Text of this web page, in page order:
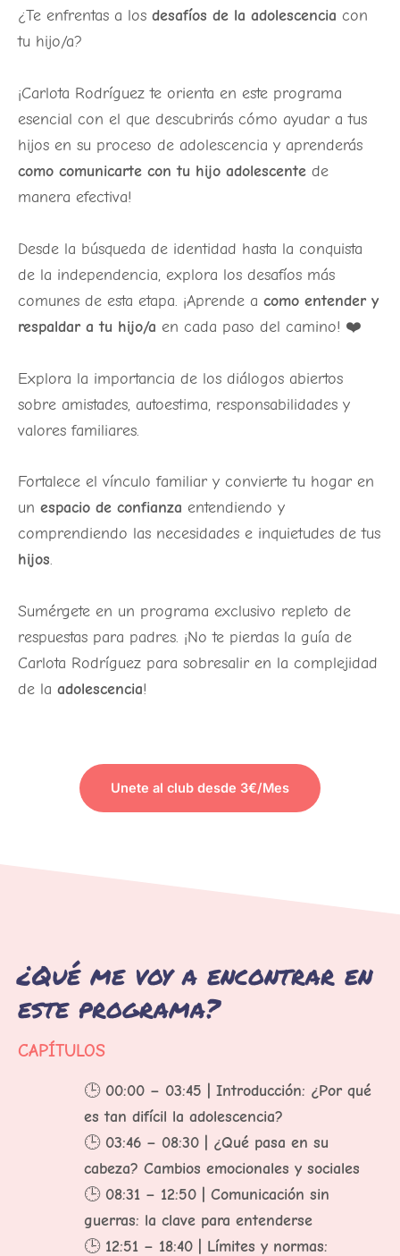
¿Te enfrentas a los desafíos de la adolescencia con
tu hijo/a?
¡Carlota Rodríguez te orienta en este programa
esencial con el que descubrirás cómo ayudar a tus
hijos en su proceso de adolescencia y aprenderás
como comunicarte con tu hijo adolescente de
manera efectiva!
Desde la búsqueda de identidad hasta la conquista
de la independencia, explora los desafíos más
comunes de esta etapa. ¡Aprende a como entender y
respaldar a tu hijo/a en cada paso del camino! ❤️
Explora la importancia de los diálogos abiertos
sobre amistades, autoestima, responsabilidades y
valores familiares.
Fortalece el vínculo familiar y convierte tu hogar en
un espacio de confianza entendiendo y
comprendiendo las necesidades e inquietudes de tus
hijos.
Sumérgete en un programa exclusivo repleto de
respuestas para padres. ¡No te pierdas la guía de
Carlota Rodríguez para sobresalir en la complejidad
de la adolescencia!
Unete al club desde 3€/Mes
¿Qué me voy a encontrar en
este programa?
CAPÍTULOS
🕒 00:00 – 03:45 | Introducción: ¿Por qué
es tan difícil la adolescencia?
🕒 03:46 – 08:30 | ¿Qué pasa en su
cabeza? Cambios emocionales y sociales
🕒 08:31 – 12:50 | Comunicación sin
guerras: la clave para entenderse
🕒 12:51 – 18:40 | Límites y normas: